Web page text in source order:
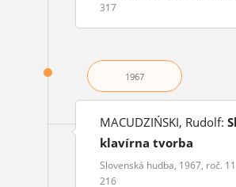
317
1967
MACUDZIŃSKI, Rudolf:
klavírna tvorba
Slovenská hudba, 1967, roč.
216